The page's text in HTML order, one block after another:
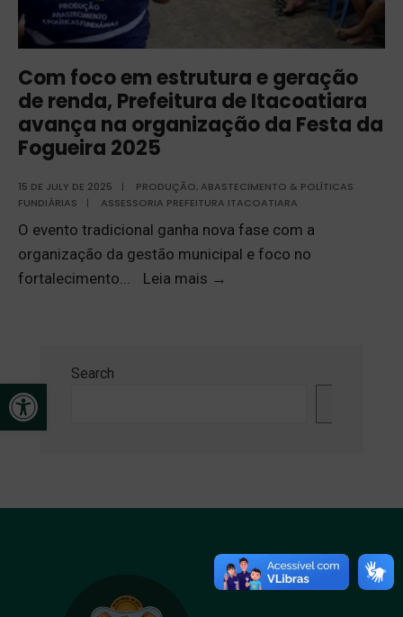
Open toolbar
Com foco em estrutura e geração
de renda, Prefeitura de Itacoatiara
avança na organização da Festa da
Fogueira 2025
15 DE JULY DE 2025 |
PRODUÇÃO, ABASTECIMENTO & POLÍTICAS
FUNDIÁRIAS
| ASSESSORIA PREFEITURA ITACOATIARA
O evento tradicional ganha nova fase com a
organização da gestão municipal e foco no
fortalecimento
Leia mais →
Search